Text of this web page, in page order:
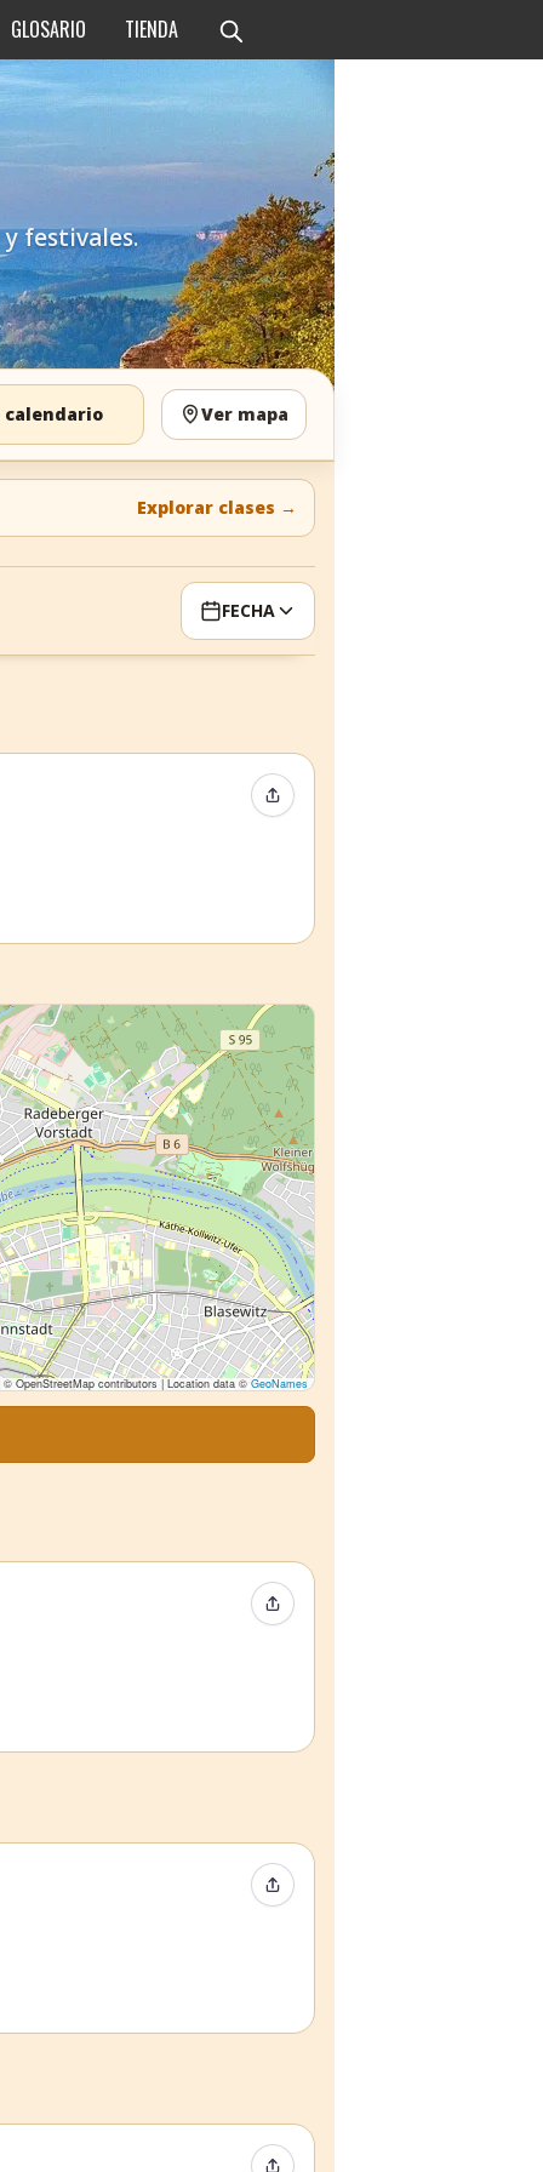
GLOSARIO TIENDA
festivales.
calendario Ver mapa
Explorar clases →
FECHA
Compartir evento
© OpenStreetMap contributors | Location data ©GeoNames
Compartir evento
Compartir evento